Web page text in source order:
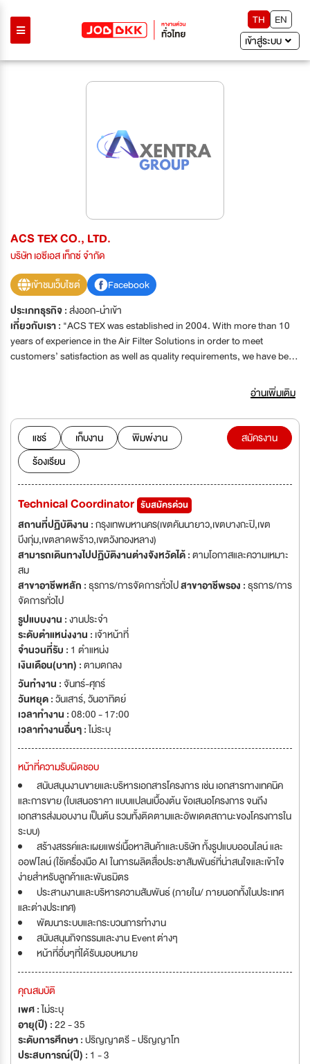
TH
EN
เข้าสู่ระบบ
ACS TEX CO., LTD.
บริษัท เอซีเอส เท็กซ์ จำกัด
เข้าชมเว็บไซต์
Facebook
ประเภทธุรกิจ :ส่งออก-นำเข้า
เกี่ยวกับเรา : "ACS TEX was established in 2004. With more than 10
years of experience in the Air Filter Solutions in order to meet
customers’ satisfaction as well as quality requirements, we have been
HVAC (Heating, Ventilation and Air Conditioning) markets which
specially designed to operate in wide range of industries such as
pharmaceutical, hospital, food & beverage, cosmetic, laboratory,
electronics, automotive and high building. Our filtration medias are
assuredly world class standard from Europe and USA which are not
only versatile, but also offer the highest performance of materials in
HVAC systems. Our product range covers numerous industrial
benchmark filters which are complied with the European standard
EN779:2012 and EN1822:2009. Furthermore we also provide
solutions for our customer such as filter installation, validation and
waste disposal as ONE STOP SERVICE. ACS TEX has been quality
certified to the ISO 9001:2008 Quality Management Certification by
TUV NORD which is the internationally recognized standard for a
quality management system. "
อ่านเพิ่มเติม
แชร์ เก็บงาน
พิมพ์งาน
ร้องเรียน
สมัครงาน
Technical Coordinator รับสมัครด่วน
สถานที่ปฏิบัติงาน :กรุงเทพมหานคร(เขตคันนายาว,เขตบางกะปิ,เขต
บึงกุ่ม,เขตลาดพร้าว,เขตวังทองหลาง)
สามารถเดินทางไปปฏิบัติงานต่างจังหวัดได้ :ตามโอกาสและความเหมาะ
สม
สาขาอาชีพหลัก :ธุรการ/การจัดการทั่วไปสาขาอาชีพรอง :ธุรการ/การ
จัดการทั่วไป
รูปแบบงาน :งานประจำ
ระดับตำแหน่งงาน : เจ้าหน้าที่
จำนวนที่รับ : 1 ตำแหน่ง
เงินเดือน(บาท) :ตามตกลง
วันทำงาน :จันทร์-ศุกร์
วันหยุด :วันเสาร์,วันอาทิตย์
เวลาทำงาน :08:00 - 17:00
เวลาทำงานอื่นๆ :ไม่ระบุ
หน้าที่ความรับผิดชอบ
สนับสนุนงานขายและบริหารเอกสารโครงการ เช่น เอกสารทางเทคนิค
และการขาย (ใบเสนอราคา แบบแปลนเบื้องต้น ข้อเสนอโครงการ จนถึง
เอกสารส่งมอบงาน เป็นต้น รวมทั้งติดตามและอัพเดตสถานะของโครงการใน
ระบบ)
สร้างสรรค์และเผยแพร่เนื้อหาสินค้าและบริษัท ทั้งรูปแบบออนไลน์ และ
ออฟไลน์ (ใช้เครื่องมือ AI ในการผลิตสื่อประชาสัมพันธ์ที่น่าสนใจและเข้าใจ
ง่ายสำหรับลูกค้าและพันธมิตร
ประสานงานและบริหารความสัมพันธ์ (ภายใน/ ภายนอกทั้งในประเทศ
และต่างประเทศ)
พัฒนาระบบและกระบวนการทำงาน
สนับสนุนกิจกรรมและงาน Event ต่างๆ
หน้าที่อื่นๆที่ได้รับมอบหมาย
คุณสมบัติ
เพศ :ไม่ระบุ
อายุ(ปี) :22 - 35
ระดับการศึกษา :ปริญญาตรี - ปริญญาโท
ประสบการณ์(ปี) : 1 - 3